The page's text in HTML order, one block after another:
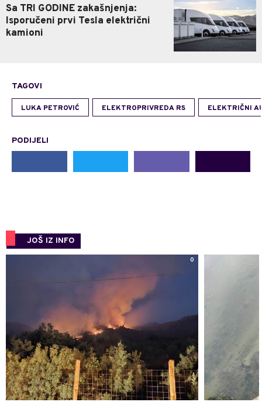
Sa TRI GODINE zakašnjenja:
Isporučeni prvi Tesla električni
kamioni
TAGOVI
LUKA PETROVIĆ ELEKTROPRIVREDA RS ELEKTRIČNI
PODIJELI
JOŠ IZ INFO
0